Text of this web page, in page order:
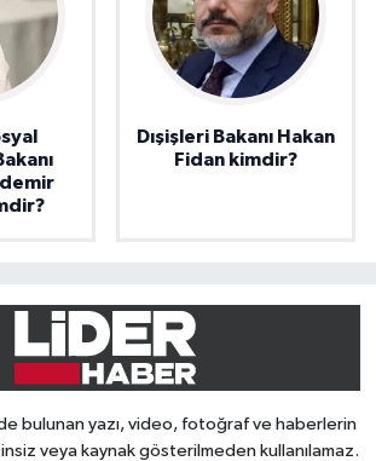
Dışişleri Bakanı Hakan
Fidan kimdir?
bulunan yazı, video, fotoğraf ve haberlerin
veya kaynak gösterilmeden kullanılamaz.